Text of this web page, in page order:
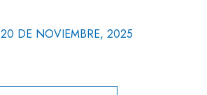
20 DE NOVIEMBRE, 2025